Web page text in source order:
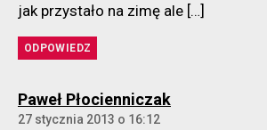
jak przystało na zimę ale […]
ODPOWIEDZ
Paweł Płocienniczakkomentarz:
27 stycznia 2013 o 16:12